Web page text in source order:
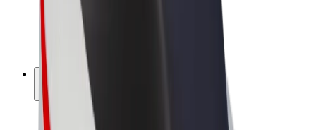
Bolt for Business
Vélos électriques
Bolt Plus
Générez des revenus avec Bolt
Chauffeur